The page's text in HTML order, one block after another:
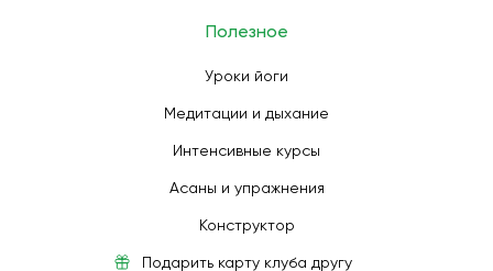
Полезное
Уроки йоги
Медитации и дыхание
Интенсивные курсы
Асаны и упражнения
Конструктор
Подарить карту клуба другу